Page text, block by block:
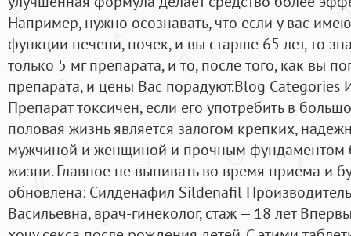
Например, нужно осознавать, что если у вас
функции печени, почек, и вы старше 65 лет, то
только 5 мг препарата, и то, после того, как вы
препарата, и цены Вас порадуют.Blog
Препарат токсичен, если его употребить в
половая жизнь является залогом крепких,
мужчиной и женщиной и прочным фундаментом
жизни. Главное не выпивать во время приема и
обновлена: Силденафил Sildenafil
Васильевна, врач-гинеколог, стаж — 18 лет